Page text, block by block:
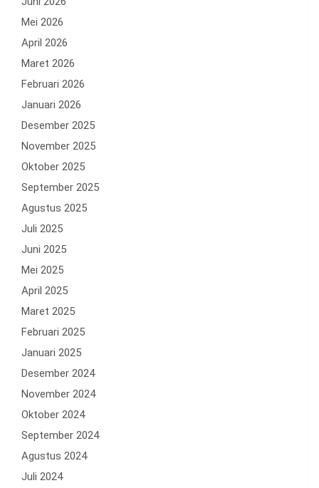
Mei 2026
April 2026
Maret 2026
Februari 2026
Januari 2026
Desember 2025
November 2025
Oktober 2025
September 2025
Agustus 2025
Juli 2025
Juni 2025
Mei 2025
April 2025
Maret 2025
Februari 2025
Januari 2025
Desember 2024
November 2024
Oktober 2024
September 2024
Agustus 2024
Juli 2024